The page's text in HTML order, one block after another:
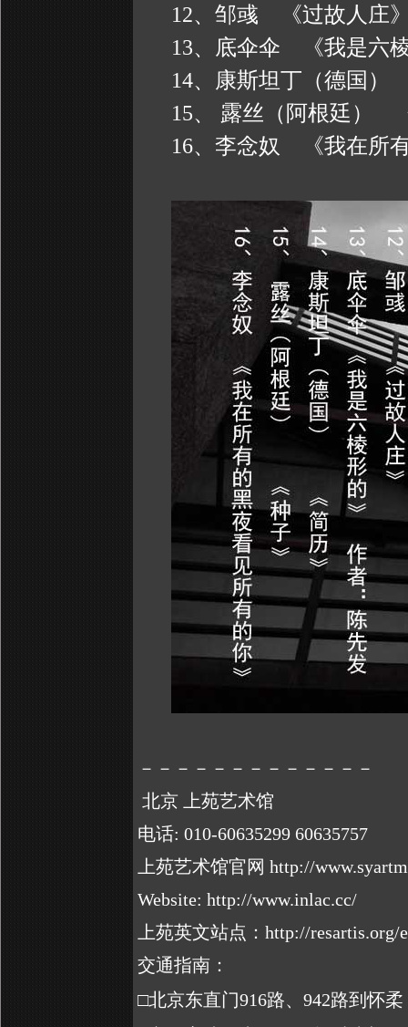
12、邹彧 《过故人庄
13、底伞伞 《我是六
14、康斯坦丁（德国
15、
露丝（阿根廷）
16、李念奴 《我在所
－－－－－－－－－－－－－
北京 上苑艺术馆
电话: 010-60635299 60635757
上苑艺术馆官网 http://
Website: http://www.inlac.cc/
上苑英文站点： http://resartis.org/
交通指南：
□北京东直门916路、942路到怀